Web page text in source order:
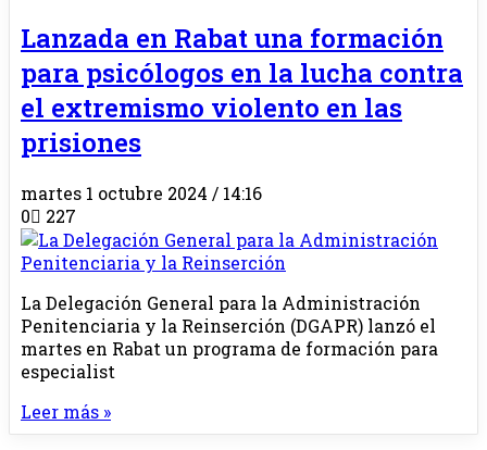
Lanzada en Rabat una formación
para psicólogos en la lucha contra
el extremismo violento en las
prisiones
martes 1 octubre 2024 / 14:16
0
227
La Delegación General para la Administración
Penitenciaria y la Reinserción (DGAPR) lanzó el
martes en Rabat un programa de formación para
especialist
Leer más »